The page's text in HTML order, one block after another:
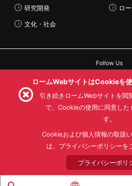
研究開発
文化・社会
ロ
Follow Us
プライバシーポリシー
ローム製品の販売に関する標準
© 1997 - 2026 ROHM CO., LTD. ALL
ロームWebサイトはCookieを使
引き続きロームWebサイトを閲
で、Cookieの使用に同意した
す。
Cookieおよび個人情報の取扱
は、プライバシーポリシーを
プライバシーポリ